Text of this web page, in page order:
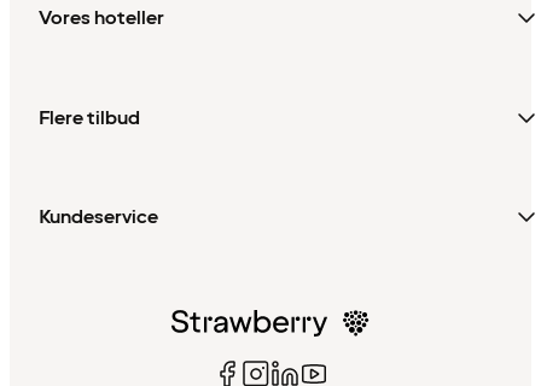
Vores hoteller
Flere tilbud
Kundeservice